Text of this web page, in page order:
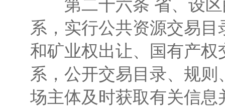
第二十六条 省、设区
系，实行公共资源交易
和矿业权出让、国有产
系，公开交易目录、规
场主体及时获取有关信